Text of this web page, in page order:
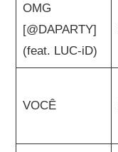
OMG
[@DAPARTY]
(feat. LUC-iD)
VOCÊ